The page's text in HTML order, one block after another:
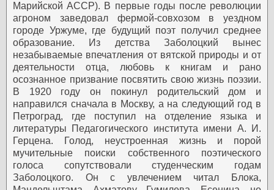
Марийской АССР). В первые годы после революции
агроном заведовал фермой-совхозом в уездном
городе Уржуме, где будущий поэт получил среднее
образование. Из детства Заболоцкий вынес
незабываемые впечатления от вятской природы и от
деятельности отца, любовь к книгам и рано
осознанное призвание посвятить свою жизнь поэзии.
В 1920 году он покинул родительский дом и
направился сначала в Москву, а на следующий год в
Петроград, где поступил на отделение языка и
литературы Педагогического института имени А. И.
Герцена. Голод, неустроенная жизнь и порой
мучительные поиски собственного поэтического
голоса сопутствовали студенческим годам
Заболоцкого. Он с увлечением читал Блока,